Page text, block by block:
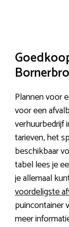
Plannen voor
voor een
verhuurbedrijf
tarieven, het
beschikbaar
tabel lees je
je allemaal
voordeligste
puincontainer
meer